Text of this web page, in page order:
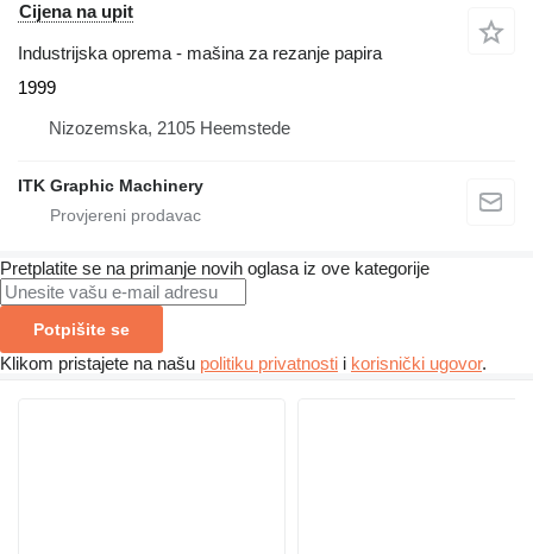
Cijena na upit
Industrijska oprema - mašina za rezanje papira
1999
Nizozemska, 2105 Heemstede
ITK Graphic Machinery
Pretplatite se na primanje novih oglasa iz ove kategorije
Potpišite se
Klikom pristajete na našu politiku privatnosti i korisnički ugovor.